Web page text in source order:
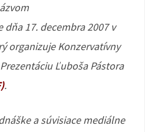
17. decembra 2007 v
organizuje Konzervatívny
Ľuboša Pástora
.
a súvisiace mediálne